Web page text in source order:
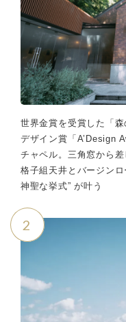
世界金賞を受賞した「
デザイン賞「A’Design
チャペル。三角窓から
格子組天井とバージン
神聖な挙式” が叶う
2